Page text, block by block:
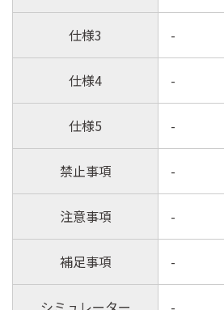
仕様3 -
仕様4 -
仕様5 -
禁止事項 -
注意事項 -
補足事項 -